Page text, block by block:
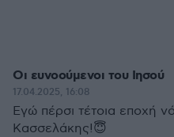
Οι ευνοούμενοι του Ιησού
17.04.2025, 16:08
Εγώ πέρσι τέτοια εποχή
Κασσελάκης!😇